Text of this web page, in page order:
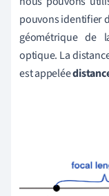
pouvons identifier
géométrique de
optique. La
est appelée